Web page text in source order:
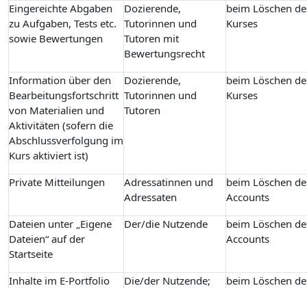
Eingereichte Abgaben
zu Aufgaben, Tests etc.
sowie Bewertungen
Dozierende,
Tutorinnen und
Tutoren mit
Bewertungsrecht
beim Löschen
Kurses
Information über den
Bearbeitungsfortschritt
von Materialien und
Aktivitäten (sofern die
Abschlussverfolgung im
Kurs aktiviert ist)
Dozierende,
Tutorinnen und
Tutoren
beim Löschen
Kurses
Private Mitteilungen
Adressatinnen und
Adressaten
beim Löschen
Accounts
Dateien unter „Eigene
Dateien“ auf der
Startseite
Der/die Nutzende
beim Löschen
Accounts
Inhalte im E-Portfolio
Die/der Nutzende;
beim Löschen